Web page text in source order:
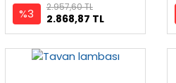
%3 2.868,87 TL
2.957,60 TL